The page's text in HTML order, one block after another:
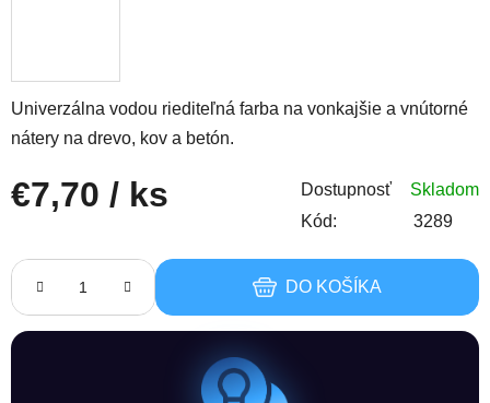
Univerzálna vodou riediteľná farba na vonkajšie a vnútorné
nátery na drevo, kov a betón.
€7,70 / ks Dostupnosť
Skladom
Kód:
3289
DO KOŠÍKA